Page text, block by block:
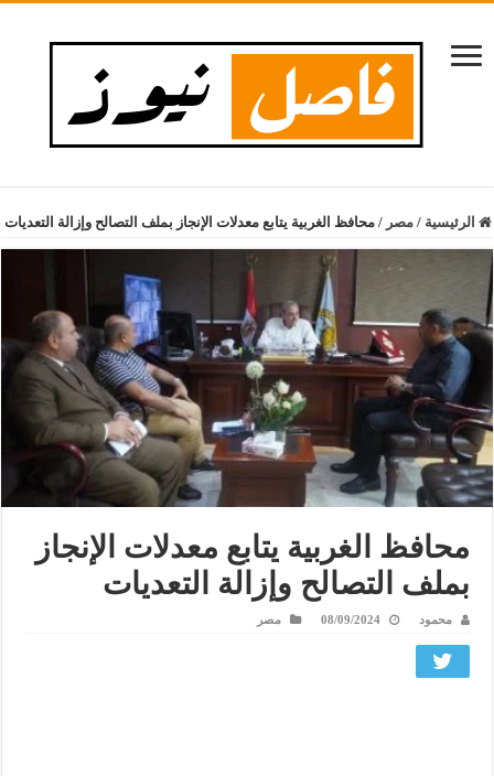
الرئيسية / مصر / محافظ الغربية يتابع معدلات الإنجاز بملف التصالح وإزالة التعديات
محافظ الغربية يتابع معدلات الإنجاز
بملف التصالح وإزالة التعديات
محمود 08/09/2024 مصر